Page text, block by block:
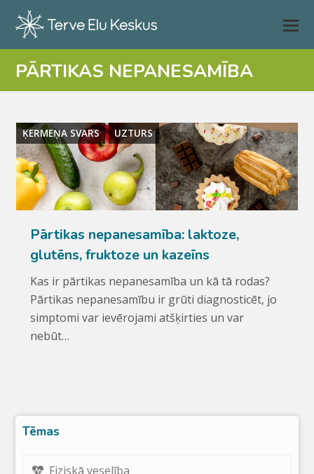
PĀRTIKAS NEPANESAMĪBA
ĶERMEŅA SVARS UZTURS
Pārtikas nepanesamība: laktoze,
glutēns, fruktoze un kazeīns
Kas ir pārtikas nepanesamība un kā tā rodas?
Pārtikas nepanesamību ir grūti diagnosticēt, jo
simptomi var ievērojami atšķirties un var
nebūt…
Tēmas
Fiziskā veselība